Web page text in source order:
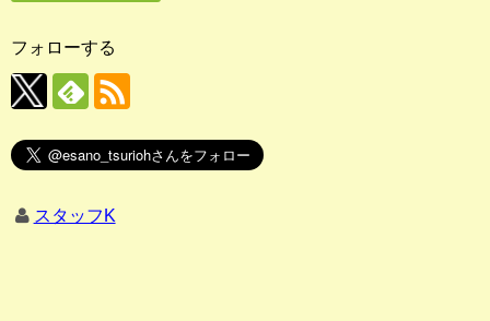
フォローする
スタッフK